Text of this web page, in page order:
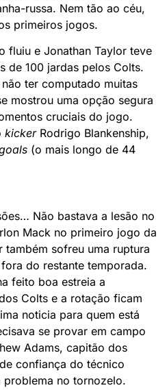
russa. Nem tão ao céu,
primeiros jogos.
fluiu e Jonathan Taylor teve
de 100 jardas pelos Colts.
ter computado muitas
mostrou uma opção segura
cruciais do jogo.
kickerRodrigo Blankenship,
(o mais longo de 44
Não bastava a lesão no
Mack no primeiro jogo da
sofreu uma ruptura
do restante temporada.
feito boa estreia a
Colts e a rotação ficam
noticia para quem está
se provar em campo
Adams, capitão dos
confiança do técnico
problema no tornozelo.